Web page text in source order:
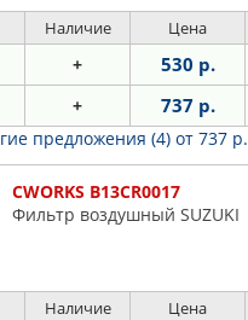
Наличие Цена
+ 530 р.
+ 737 р.
предложения (4) от 737 р.
CWORKS B13CR0017
Фильтр воздушный SUZUKI
Наличие Цена